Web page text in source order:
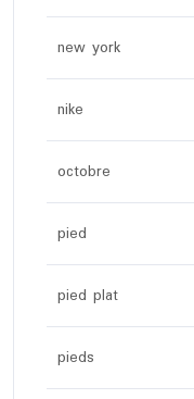
new york
nike
octobre
pied
pied plat
pieds